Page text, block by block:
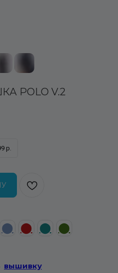
POLO V.2
р.
⬤ ⬤ ⬤ ⬤
вышивку